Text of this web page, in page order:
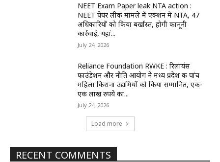
NEET Exam Paper leak NTA action :
NEET पेपर लीक मामले में एक्शन में NTA, 47
अधिकारियों को किया बर्खास्त, होगी कानूनी
कार्रवाई, यहां...
July 24, 2026
Reliance Foundation RWKE : रिलायंस
फाउंडेशन और नीति आयोग ने मध्य प्रदेश की पांच
महिला किराना उद्यमियों को किया सम्मानित, एक-
एक लाख रुपये का...
July 24, 2026
Load more
RECENT COMMENTS